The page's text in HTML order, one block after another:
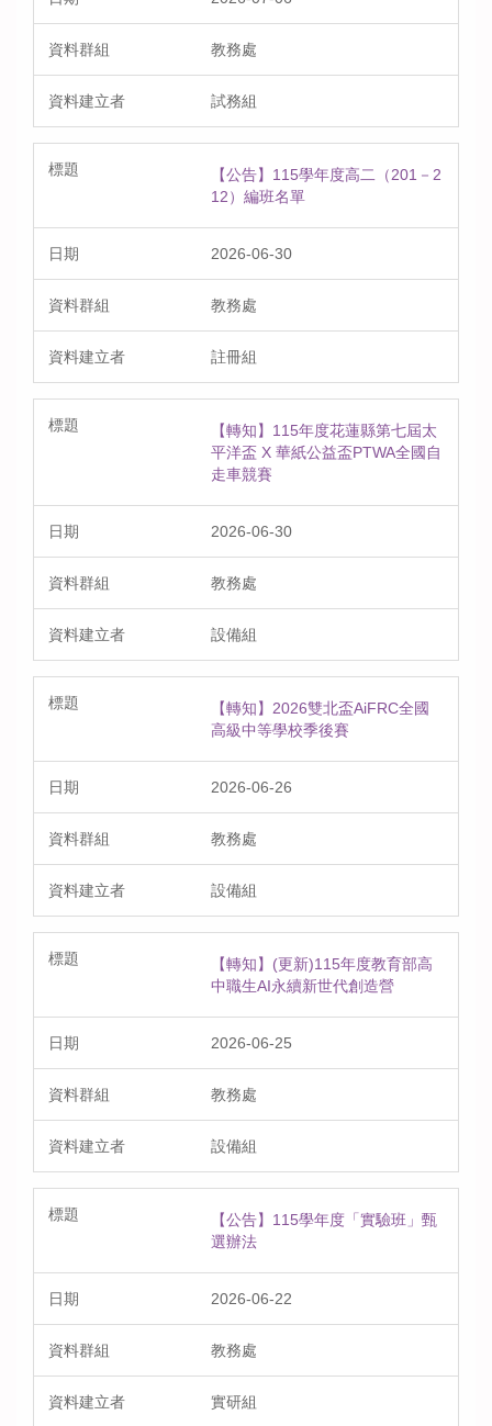
教務處
試務組
【公告】115學年度高二（201－2
12）編班名單
2026-06-30
教務處
註冊組
【轉知】115年度花蓮縣第七屆太
平洋盃 X 華紙公益盃PTWA全國自
走車競賽
2026-06-30
教務處
設備組
【轉知】2026雙北盃AiFRC全國
高級中等學校季後賽
2026-06-26
教務處
設備組
【轉知】(更新)115年度教育部高
中職生AI永續新世代創造營
2026-06-25
教務處
設備組
【公告】115學年度「實驗班」甄
選辦法
2026-06-22
教務處
實研組